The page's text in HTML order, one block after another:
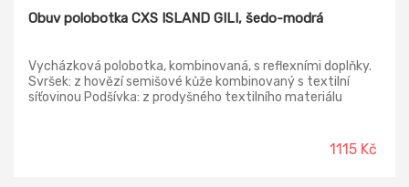
Obuv polobotka CXS ISLAND GILI, šedo-modrá
Vycházková polobotka, kombinovaná, s reflexními doplňky.
Svršek: z hovězí semišové kůže kombinovaný s textilní
síťovinou Podšívka: z prodyšného textilního materiálu
1115 Kč